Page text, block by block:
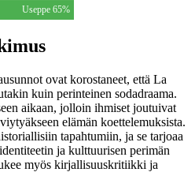
Useppe 65%
ovat korostaneet, että La
kuin perinteinen sodadraama.
aikaan, jolloin ihmiset joutuivat
elämän koettelemuksista.
tapahtumiin, ja se tarjoaa
ja kulttuurisen perimän
myös kirjallisuuskritiikki ja